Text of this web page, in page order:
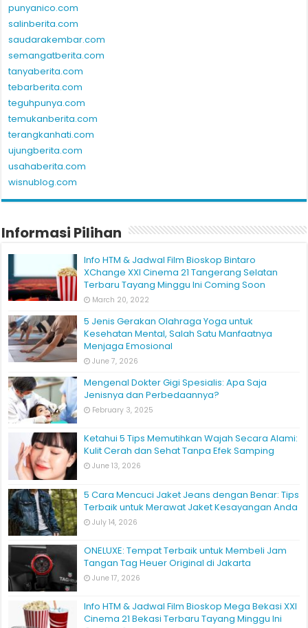
punyanico.com
salinberita.com
saudarakembar.com
semangatberita.com
tanyaberita.com
tebarberita.com
teguhpunya.com
temukanberita.com
terangkanhati.com
ujungberita.com
usahaberita.com
wisnublog.com
Informasi Pilihan
Info HTM & Jadwal Film Bioskop Bintaro
XChange XXI Cinema 21 Tangerang Selatan
Terbaru Tayang Minggu Ini Coming Soon
March 20, 2022
5 Jenis Gerakan Olahraga Yoga untuk
Kesehatan Mental, Salah Satu Manfaatnya
Menjaga Emosional
June 7, 2026
Mengenal Dokter Gigi Spesialis: Apa Saja
Jenisnya dan Perbedaannya?
February 3, 2025
Ketahui 5 Tips Memutihkan Wajah Secara Alami:
Kulit Cerah dan Sehat Tanpa Efek Samping
June 13, 2026
5 Cara Mencuci Jaket Jeans dengan Benar: Tips
Terbaik untuk Merawat Jaket Kesayangan Anda
July 14, 2026
ONELUXE: Tempat Terbaik untuk Membeli Jam
Tangan Tag Heuer Original di Jakarta
June 17, 2026
Info HTM & Jadwal Film Bioskop Mega Bekasi XXI
Cinema 21 Bekasi Terbaru Tayang Minggu Ini